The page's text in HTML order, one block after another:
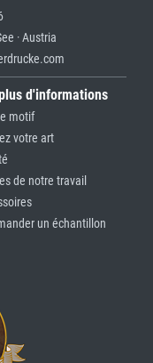
· Austria
d'informations
motif
votre art
de notre travail
un échantillon